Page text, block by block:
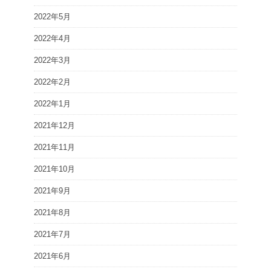
2022年5月
2022年4月
2022年3月
2022年2月
2022年1月
2021年12月
2021年11月
2021年10月
2021年9月
2021年8月
2021年7月
2021年6月